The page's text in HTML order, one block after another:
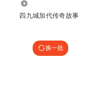
四九城加代传奇故事
换一批